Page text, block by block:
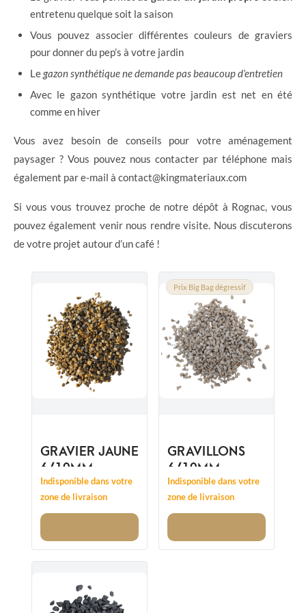
entretenu quelque soit la saison
Vous pouvez associer différentes couleurs de graviers
pour donner du pep’s à votre jardin
Legazon synthétique ne demande pas beaucoup d’entretien
Avec le gazon synthétique votre jardin est net en été
comme en hiver
Vous avez besoin de conseils pour votre aménagement
paysager ? Vous pouvez nous contacter par téléphone mais
également par e-mail à contact@kingmateriaux.com
Si vous vous trouvez proche de notre dépôt à Rognac, vous
pouvez également venir nous rendre visite. Nous discuterons
de votre projet autour d’un café !
GRAVIER JAUNE
6/10MM
Indisponible dans votre
zone de livraison
Prix Big Bag dégressif
GRAVILLONS
6/10MM
Indisponible dans votre
zone de livraison